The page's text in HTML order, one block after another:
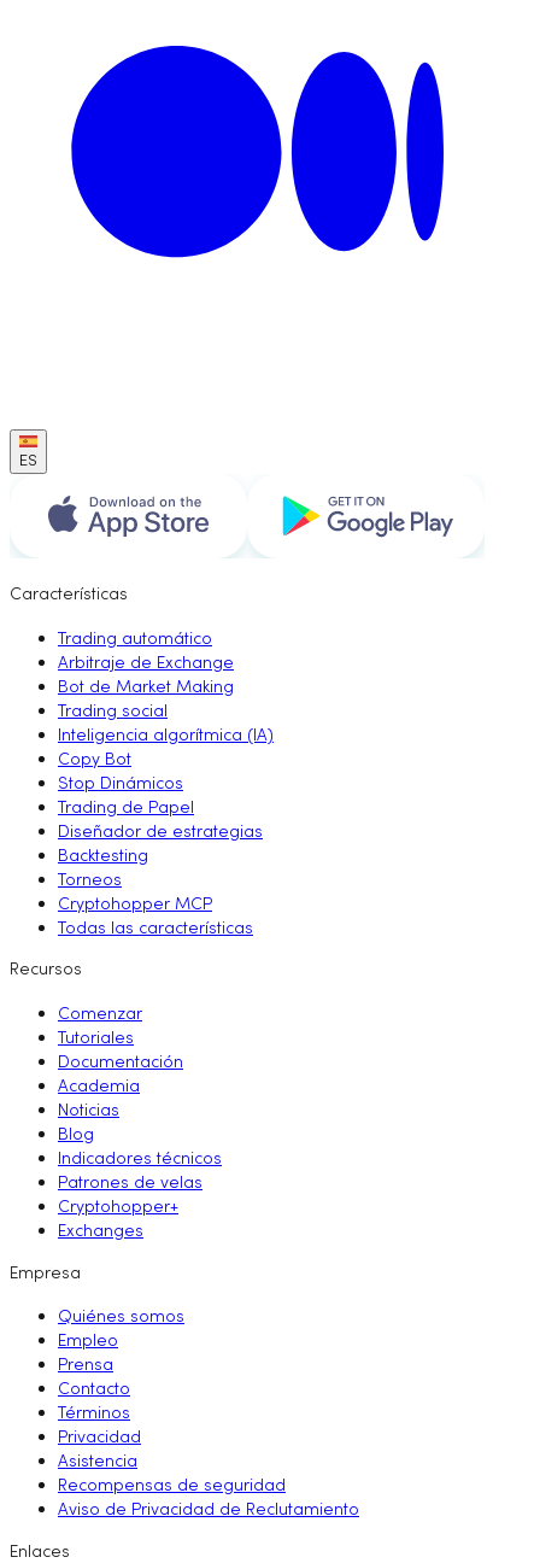
ES
Características
Trading automático
Arbitraje de Exchange
Bot de Market Making
Trading social
Inteligencia algorítmica (IA)
Copy Bot
Stop Dinámicos
Trading de Papel
Diseñador de estrategias
Backtesting
Torneos
Cryptohopper MCP
Todas las características
Recursos
Comenzar
Tutoriales
Documentación
Academia
Noticias
Blog
Indicadores técnicos
Patrones de velas
Cryptohopper+
Exchanges
Empresa
Quiénes somos
Empleo
Prensa
Contacto
Términos
Privacidad
Asistencia
Recompensas de seguridad
Aviso de Privacidad de Reclutamiento
Enlaces